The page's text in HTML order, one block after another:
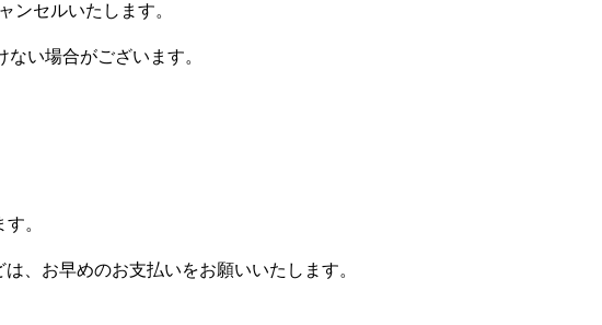
ンセルいたします。
い場合がございます。
。
、お早めのお支払いをお願いいたします。